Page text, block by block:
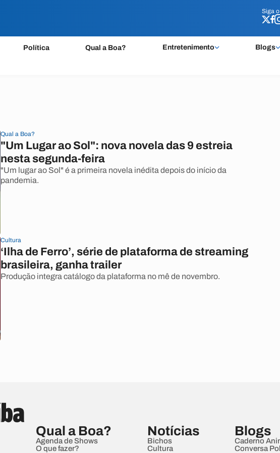
Siga o
Política Qual a Boa? Entretenimento Blogs
Siga o
Qual a Boa?
"Um Lugar ao Sol": nova novela das 9 estreia
nesta segunda-feira
"Um lugar ao Sol" é a primeira novela inédita depois do início da
pandemia.
Cultura
‘Ilha de Ferro’, série de plataforma de streaming
brasileira, ganha trailer
Produção integra catálogo da plataforma no mê de novembro.
Qual a Boa?
Agenda de Shows
O que fazer?
Notícias
Bichos
Cultura
Blogs
Caderno
Conversa